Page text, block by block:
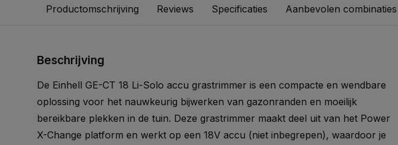
Productomschrijving Reviews Specificaties Aanbevolen combinaties
Beschrijving
De Einhell GE-CT 18 Li-Solo accu grastrimmer is een compacte en wendbare
oplossing voor het nauwkeurig bijwerken van gazonranden en moeilijk
bereikbare plekken in de tuin. Deze grastrimmer maakt deel uit van het Power
X-Change platform en werkt op een 18V accu (niet inbegrepen), waardoor je